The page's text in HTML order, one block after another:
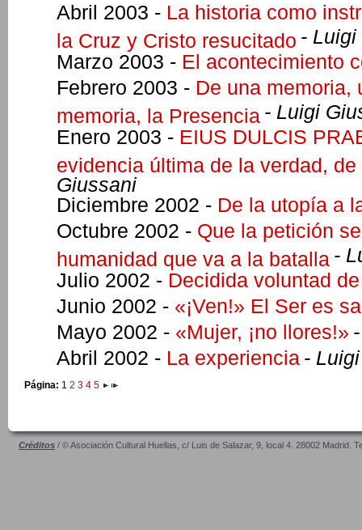
Abril 2003 - La historia como
la Cruz y Cristo resucitado -
Marzo 2003 - El acontecimiento
Febrero 2003 - De una memoria,
memoria, la Presencia - Luigi
Enero 2003 - EIUS DULCIS
evidencia última de la verdad,
Giussani
Diciembre 2002 - De la utopía a
Octubre 2002 - Que la petición
humanidad que va a la batalla -
Julio 2002 - Decidida voluntad
Junio 2002 - «¡Ven!» El Ser es
Mayo 2002 - «Mujer, ¡no llores!»
Abril 2002 - La experiencia -
Página: 1 2 3 4 5
Créditos / © Asociación Cultural Huellas, c/ Luis de Salazar, 9, local 4. 28002 Madrid.